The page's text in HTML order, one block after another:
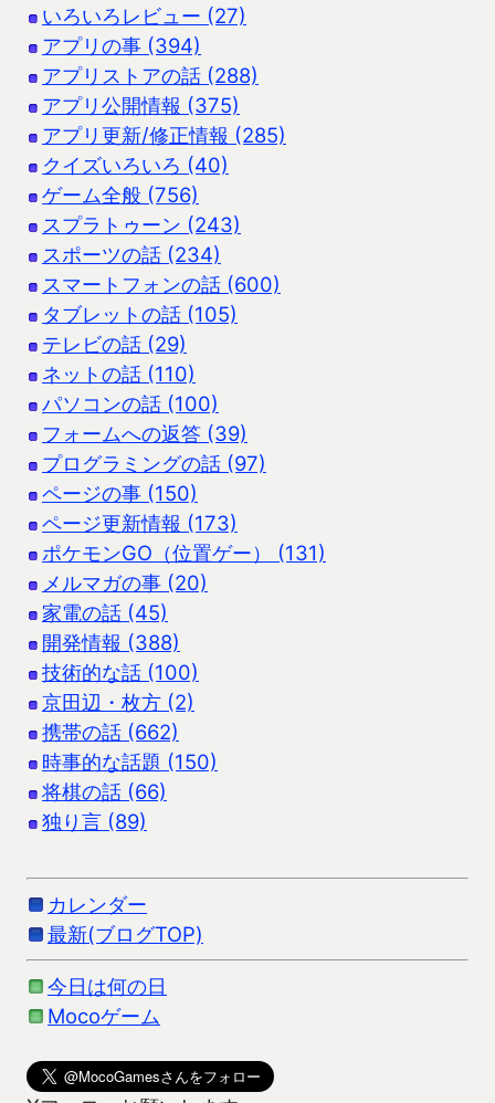
いろいろレビュー (27)
アプリの事 (394)
アプリストアの話 (288)
アプリ公開情報 (375)
アプリ更新/修正情報 (285)
クイズいろいろ (40)
ゲーム全般 (756)
スプラトゥーン (243)
スポーツの話 (234)
スマートフォンの話 (600)
タブレットの話 (105)
テレビの話 (29)
ネットの話 (110)
パソコンの話 (100)
フォームへの返答 (39)
プログラミングの話 (97)
ページの事 (150)
ページ更新情報 (173)
ポケモンGO（位置ゲー） (131)
メルマガの事 (20)
家電の話 (45)
開発情報 (388)
技術的な話 (100)
京田辺・枚方 (2)
携帯の話 (662)
時事的な話題 (150)
将棋の話 (66)
独り言 (89)
カレンダー
最新(ブログTOP)
今日は何の日
Mocoゲーム